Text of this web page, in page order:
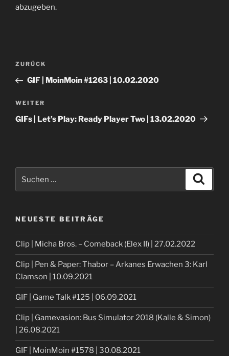
abzugeben.
Beitragsnavigation
Vorheriger
Beitrag
ZURÜCK
GIF | MoinMoin #1263 | 10.02.2020
Nächster
Beitrag
WEITER
GIFs | Let’s Play: Ready Player Two | 13.02.2020
nach:
NEUESTE BEITRÄGE
Clip | Micha Bros. – Comeback (Elex II) | 27.02.2022
Clip | Pen & Paper: Thabor – Arkanes Erwachen 3: Karl
Clamson | 10.09.2021
GIF | Game Talk #125 | 06.09.2021
Clip | Gamevasion: Bus Simulator 2018 (Kalle & Simon)
| 26.08.2021
GIF | MoinMoin #1578 | 30.08.2021